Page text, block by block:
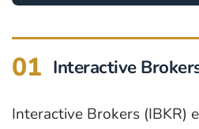
01 Interactive
Interactive Brokers (IBKR)